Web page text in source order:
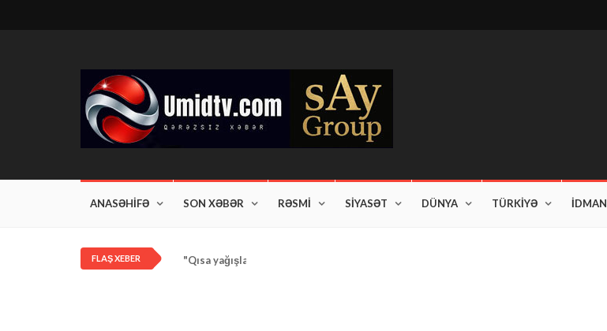
ANASƏHİFƏ SON XƏBƏR RƏSMİ SİYASƏT DÜNYA TÜRKİYƏ İDMAN
FLAŞ XEBER "Qısa yağışlar bəzi rayonlarda davam edir"